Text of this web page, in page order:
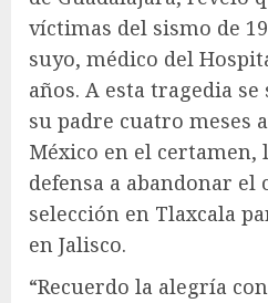
víctimas del sismo de
suyo, médico del
años. A esta tragedia
su padre cuatro meses
México en el certamen,
defensa a abandonar el
selección en Tlaxcala
en Jalisco.
“Recuerdo la alegría